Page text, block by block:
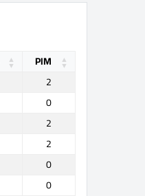
PIM
2
0
2
2
0
0